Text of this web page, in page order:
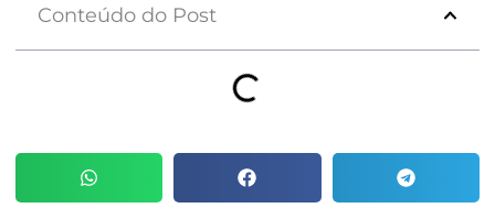
Conteúdo do Post